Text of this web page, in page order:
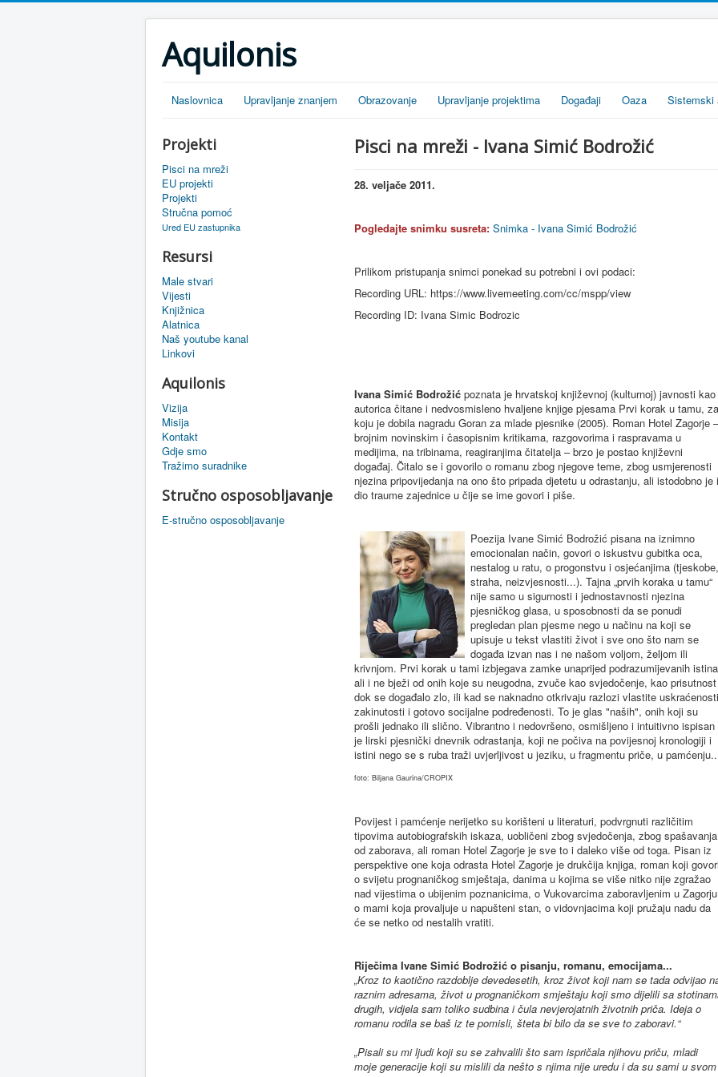
Aquilonis
Naslovnica Upravljanje znanjem Obrazovanje Upravljanje projektima Događaji Oaza Sistemski
Projekti
Pisci na mreži
EU projekti
Projekti
Stručna pomoć
Ured EU zastupnika
Resursi
Male stvari
Vijesti
Knjižnica
Alatnica
Naš youtube kanal
Linkovi
Aquilonis
Vizija
Misija
Kontakt
Gdje smo
Tražimo suradnike
Stručno osposobljavanje
E-stručno osposobljavanje
Pisci na mreži - Ivana Simić Bodrožić
28. veljače 2011.
Pogledajte snimku susreta: Snimka - Ivana Simić Bodrožić
Prilikom pristupanja snimci ponekad su potrebni i ovi podaci:
Recording URL: https://www.livemeeting.com/cc/mspp/view
Recording ID: Ivana Simic Bodrozic
Ivana Simić Bodrožić poznata je hrvatskoj književnoj (kulturnoj) javnosti kao
autorica čitane i nedvosmisleno hvaljene knjige pjesama Prvi korak u tamu, za
koju je dobila nagradu Goran za mlade pjesnike (2005). Roman Hotel Zagorje –
brojnim novinskim i časopisnim kritikama, razgovorima i raspravama u
medijima, na tribinama, reagiranjima čitatelja –brzo je postao književni
događaj. Čitalo se i govorilo o romanu zbog njegove teme, zbog usmjerenosti
njezina pripovijedanja na ono što pripada djetetu u odrastanju, ali istodobno je i
dio traume zajednice u čije se ime govori i piše.
Poezija Ivane Simić Bodrožić pisana na iznimno
emocionalan način, govori o iskustvu gubitka oca,
nestalog u ratu, o progonstvu i osjećanjima (tjeskobe,
straha, neizvjesnosti...). Tajna „prvih koraka u tamu“
nije samo u sigurnosti i jednostavnosti njezina
pjesničkog glasa, u sposobnosti da se ponudi
pregledan plan pjesme nego u načinu na koji se
upisuje u tekst vlastiti život i sve ono što nam se
događa izvan nas i ne našom voljom, željom ili
krivnjom. Prvi korak u tami izbjegava zamke unaprijed podrazumijevanih istina
ali i ne bježi od onih koje su neugodna, zvuče kao svjedočenje, kao prisutnost
dok se događalo zlo, ili kad se naknadno otkrivaju razlozi vlastite uskraćenosti
zakinutosti i gotovo socijalne podređenosti. To je glas "naših", onih koji su
prošli jednako ili slično. Vibrantno i nedovršeno, osmišljeno i intuitivno ispisan
je lirski pjesnički dnevnik odrastanja, koji ne počiva na povijesnoj kronologiji i
istini nego se s ruba traži uvjerljivost u jeziku, u fragmentu priče, u pamćenju
foto: Biljana Gaurina/CROPIX
Povijest i pamćenje nerijetko su korišteni u literaturi, podvrgnuti različitim
tipovima autobiografskih iskaza, uobličeni zbog svjedočenja, zbog spašavanja
od zaborava, ali roman Hotel Zagorje je sve to i daleko više od toga. Pisan iz
perspektive one koja odrasta Hotel Zagorje je drukčija knjiga, roman koji
o svijetu prognaničkog smještaja, danima u kojima se više nitko nije zgražao
nad vijestima o ubijenim poznanicima, o Vukovarcima zaboravljenim u
o mami koja provaljuje u napušteni stan, o vidovnjacima koji pružaju nadu da
će se netko od nestalih vratiti.
Riječima Ivane Simić Bodrožić o pisanju, romanu, emocijama...
„Kroz to kaotično razdoblje devedesetih, kroz život koji nam se tada odvijao
raznim adresama, život u prognaničkom smještaju koji smo dijelili sa
drugih, vidjela sam toliko sudbina i čula nevjerojatnih životnih priča. Ideja o
romanu rodila se baš iz te pomisli, šteta bi bilo da se sve to zaboravi.“
„Pisali su mi ljudi koji su se zahvalili što sam ispričala njihovu priču, mladi
moje generacije koji su mislili da nešto s njima nije uredu i da su sami u svom